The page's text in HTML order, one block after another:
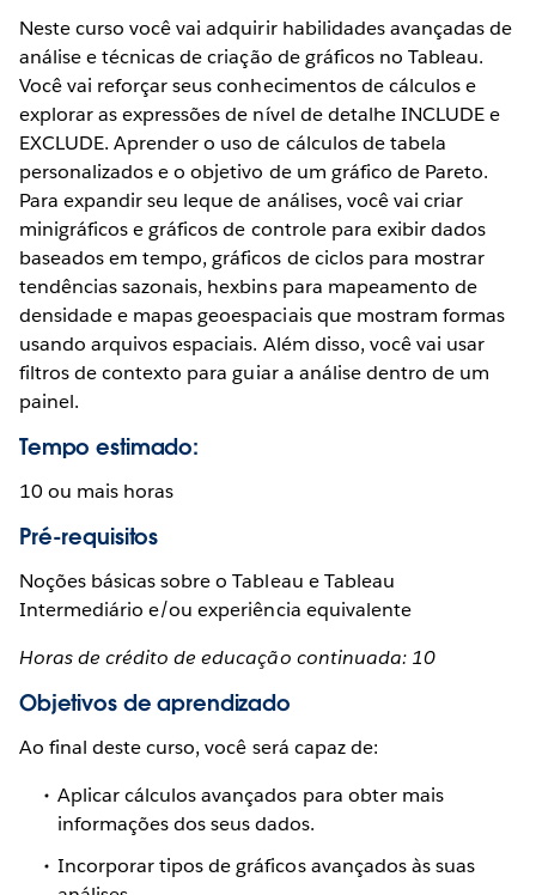
Neste curso você vai adquirir habilidades avançadas de
análise e técnicas de criação de gráficos no Tableau.
Você vai reforçar seus conhecimentos de cálculos e
explorar as expressões de nível de detalhe INCLUDE e
EXCLUDE. Aprender o uso de cálculos de tabela
personalizados e o objetivo de um gráfico de Pareto.
Para expandir seu leque de análises, você vai criar
minigráficos e gráficos de controle para exibir dados
baseados em tempo, gráficos de ciclos para mostrar
tendências sazonais, hexbins para mapeamento de
densidade e mapas geoespaciais que mostram formas
usando arquivos espaciais. Além disso, você vai usar
filtros de contexto para guiar a análise dentro de um
painel.
Tempo estimado:
10 ou mais horas
Pré-requisitos
Noções básicas sobre o Tableau e Tableau
Intermediário e/ou experiência equivalente
Horas de crédito de educação continuada: 10
Objetivos de aprendizado
Ao final deste curso, você será capaz de:
Aplicar cálculos avançados para obter mais
informações dos seus dados.
Incorporar tipos de gráficos avançados às suas